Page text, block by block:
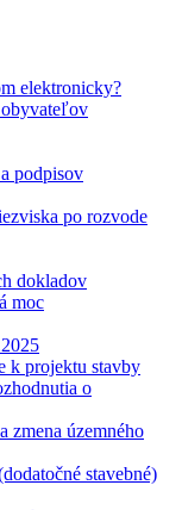
elektronicky?
podpisov
po rozvode
dokladov
moc
k projektu stavby
o
zmena územného
stavebné)